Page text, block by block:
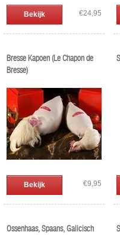
Bekijk €24,95
Bresse Kapoen (Le Chapon de
Bresse)
Bekijk €9,95
Ossenhaas, Spaans, Galicisch